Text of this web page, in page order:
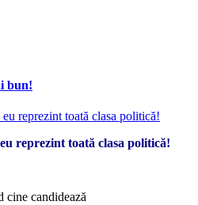
bun!
reprezint toată clasa politică!
cine candidează